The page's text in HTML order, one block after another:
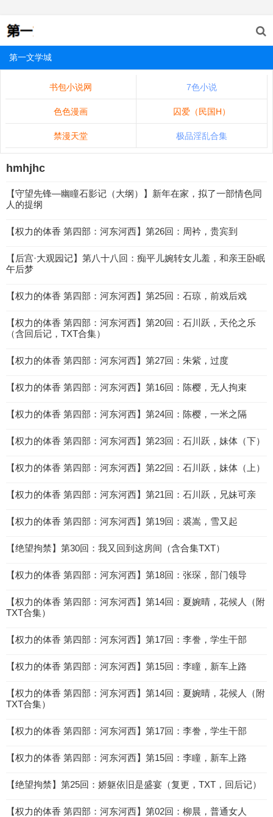
第一文学城
书包小说网 7色小说
色色漫画 囚爱（民国H）
禁漫天堂 极品淫乱合集
hmhjhc
【守望先锋—幽瞳石影记（大纲）】新年在家，拟了一部情色同
人的提纲
【权力的体香 第四部：河东河西】第26回：周衿，贵宾到
【后宫·大观园记】第八十八回：痴平儿婉转女儿羞，和亲王卧眠
午后梦
【权力的体香 第四部：河东河西】第25回：石琼，前戏后戏
【权力的体香 第四部：河东河西】第20回：石川跃，天伦之乐
（含回后记，TXT合集）
【权力的体香 第四部：河东河西】第27回：朱紫，过度
【权力的体香 第四部：河东河西】第16回：陈樱，无人拘束
【权力的体香 第四部：河东河西】第24回：陈樱，一米之隔
【权力的体香 第四部：河东河西】第23回：石川跃，妹体（下）
【权力的体香 第四部：河东河西】第22回：石川跃，妹体（上）
【权力的体香 第四部：河东河西】第21回：石川跃，兄妹可亲
【权力的体香 第四部：河东河西】第19回：裘嵩，雪又起
【绝望拘禁】第30回：我又回到这房间（含合集TXT）
【权力的体香 第四部：河东河西】第18回：张琛，部门领导
【权力的体香 第四部：河东河西】第14回：夏婉晴，花候人（附
TXT合集）
【权力的体香 第四部：河东河西】第17回：李誊，学生干部
【权力的体香 第四部：河东河西】第15回：李瞳，新车上路
【权力的体香 第四部：河东河西】第14回：夏婉晴，花候人（附
TXT合集）
【权力的体香 第四部：河东河西】第17回：李誊，学生干部
【权力的体香 第四部：河东河西】第15回：李瞳，新车上路
【绝望拘禁】第25回：娇躯依旧是盛宴（复更，TXT，回后记）
【权力的体香 第四部：河东河西】第02回：柳晨，普通女人